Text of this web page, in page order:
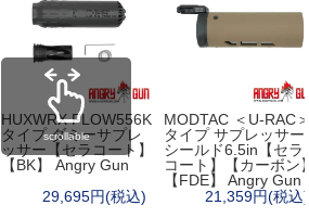
HUXWRX FLOW556K
タイプ ダミーサプレ
ッサー【セラコート】
【BK】 Angry Gun
29,695円(税込)
MODTAC ＜U-RAC
タイプ サプレッサー
シールド6.5in【セラ
コート】【カーボン
【FDE】 Angry Gun
21,359円(税込)
scrollable